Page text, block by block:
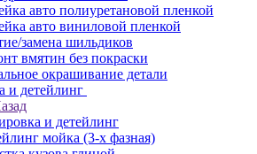
авто полиуретановой пленкой
авто виниловой пленкой
замена шильдиков
вмятин без покраски
окрашивание детали
и детейлинг
и детейлинг
мойка (3-х фазная)